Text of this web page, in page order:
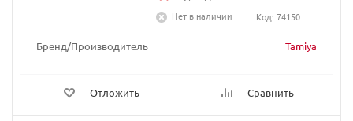
Бренд/Производитель Tamiya
Отложить Сравнить
Нет в наличии
Код: 74150